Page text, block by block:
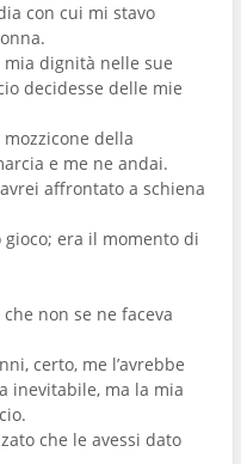
con cui mi stavo
dignità nelle sue
decidesse delle mie
della
e me ne andai.
affrontato a schiena
era il momento di
non se ne faceva
certo, me l’avrebbe
inevitabile, ma la mia
che le avessi dato